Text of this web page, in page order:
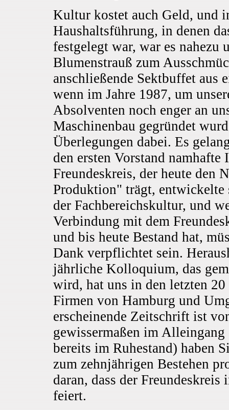
Kultur kostet auch Geld, und
Haushaltsführung, in denen
festgelegt war, war es nahezu
Blumenstrauß zum
anschließende Sektbuffet aus
wenn im Jahre 1987, um
Absolventen noch enger an
Maschinenbau gegründet
Überlegungen dabei. Es
den ersten Vorstand
Freundeskreis, der heute den
Produktion" trägt, entwickelte
der Fachbereichskultur, und
Verbindung mit dem
und bis heute Bestand hat,
Dank verpflichtet sein.
jährliche Kolloquium, das
wird, hat uns in den letzten
Firmen von Hamburg und
erscheinende Zeitschrift ist
gewissermaßen im
bereits im Ruhestand) haben
zum zehnjährigen Bestehen
daran, dass der
feiert.